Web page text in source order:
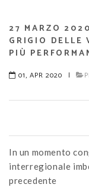
27 MARZO
GRIGIO DELLE
PIÙ
01, APR 2020 |
In un momento
interregionale
precedente